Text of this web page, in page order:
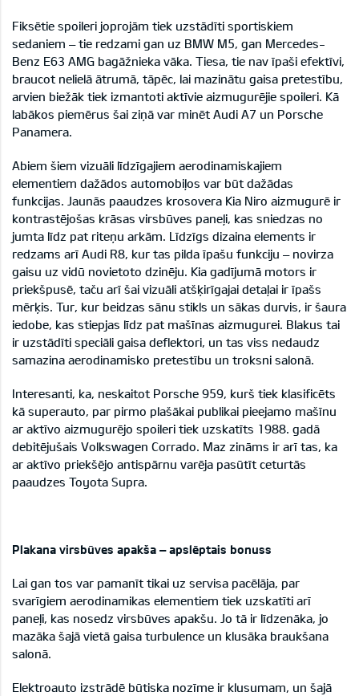
Fiksētie spoileri joprojām tiek uzstādīti sportiskiem
sedaniem – tie redzami gan uz BMW M5, gan Mercedes-
Benz E63 AMG bagāžnieka vāka. Tiesa, tie nav īpaši efektīvi,
braucot nelielā ātrumā, tāpēc, lai mazinātu gaisa pretestību,
arvien biežāk tiek izmantoti aktīvie aizmugurējie spoileri. Kā
labākos piemērus šai ziņā var minēt Audi A7 un Porsche
Panamera.
Abiem šiem vizuāli līdzīgajiem aerodinamiskajiem
elementiem dažādos automobiļos var būt dažādas
funkcijas. Jaunās paaudzes krosovera Kia Niro aizmugurē ir
kontrastējošas krāsas virsbūves paneļi, kas sniedzas no
jumta līdz pat riteņu arkām. Līdzīgs dizaina elements ir
redzams arī Audi R8, kur tas pilda īpašu funkciju – novirza
gaisu uz vidū novietoto dzinēju. Kia gadījumā motors ir
priekšpusē, taču arī šai vizuāli atšķirīgajai detaļai ir īpašs
mērķis. Tur, kur beidzas sānu stikls un sākas durvis, ir šaura
iedobe, kas stiepjas līdz pat mašīnas aizmugurei. Blakus tai
ir uzstādīti speciāli gaisa deflektori, un tas viss nedaudz
samazina aerodinamisko pretestību un troksni salonā.
Interesanti, ka, neskaitot Porsche 959, kurš tiek klasificēts
kā superauto, par pirmo plašākai publikai pieejamo mašīnu
ar aktīvo aizmugurējo spoileri tiek uzskatīts 1988. gadā
debitējušais Volkswagen Corrado. Maz zināms ir arī tas, ka
ar aktīvo priekšējo antispārnu varēja pasūtīt ceturtās
paaudzes Toyota Supra.
Plakana virsbūves apakša – apslēptais bonuss
Lai gan tos var pamanīt tikai uz servisa pacēlāja, par
svarīgiem aerodinamikas elementiem tiek uzskatīti arī
paneļi, kas nosedz virsbūves apakšu. Jo tā ir līdzenāka, jo
mazāka šajā vietā gaisa turbulence un klusāka braukšana
salonā.
Elektroauto izstrādē būtiska nozīme ir klusumam, un šajā